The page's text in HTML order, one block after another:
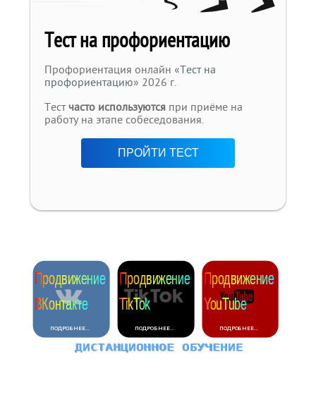
Тест на профориентацию
Профориентация онлайн «Тест на
профориентацию» 2026 г.
Тестчасто используются при приёме на
работу на этапе собеседования.
ПРОЙТИ ТЕСТ